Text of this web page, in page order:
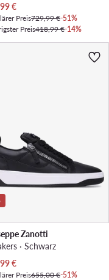
Preis
€
Preis729,99 €-51%
Preis418,99 €-14%
Zanotti
· Schwarz
Preis
€
Preis655,00 €-51%